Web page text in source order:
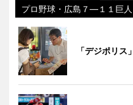
プロ野球・広島７―１１巨人
「デジポリス